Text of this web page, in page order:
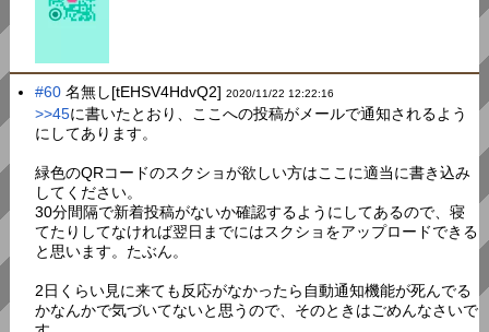
#60 名無し[tEHSV4HdvQ2]2020/11/22 12:22:16
>>45に書いたとおり、ここへの投稿がメールで通知されるよう
にしてあります。
緑色のQRコードのスクショが欲しい方はここに適当に書き込み
してください。
30分間隔で新着投稿がないか確認するようにしてあるので、寝
てたりしてなければ翌日までにはスクショをアップロードできる
と思います。たぶん。
2日くらい見に来ても反応がなかったら自動通知機能が死んでる
かなんかで気づいてないと思うので、そのときはごめんなさいで